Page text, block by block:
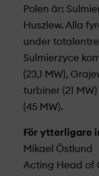
Polen är:
Huszlew. Alla
under
Sulmierzyce
(23,1 MW),
turbiner (21
(45 MW).
För ytterligare
Mikael Östlund
Acting Head of